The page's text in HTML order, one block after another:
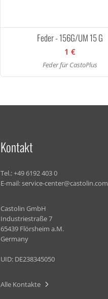
Feder - 156G/UM 15 G
1 €
Feder für CastoPlus
Kontakt
Tel.:+49 6192 403 0
E-mail:service-center@castolin.com
Castolin GmbH
Industriestraße 7
65439 Flörsheim a.M.
Germany
UID: DE238345050
Alle Kontakte